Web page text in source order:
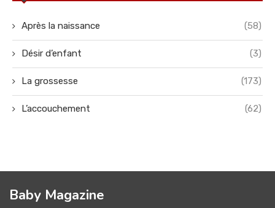
Après la naissance (58)
Désir d’enfant (3)
La grossesse (173)
L’accouchement (62)
Baby Magazine